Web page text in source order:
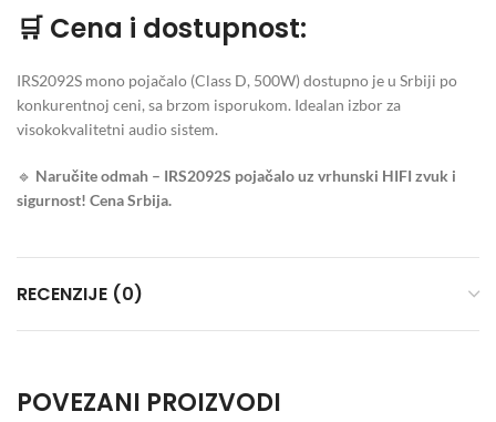
🛒 Cena i dostupnost:
IRS2092S mono pojačalo (Class D, 500W) dostupno je u Srbiji po
konkurentnoj ceni, sa brzom isporukom. Idealan izbor za
visokokvalitetni audio sistem.
🔹 Naručite odmah – IRS2092S pojačalo uz vrhunski HIFI zvuk i
sigurnost! Cena Srbija.
RECENZIJE (0)
POVEZANI PROIZVODI